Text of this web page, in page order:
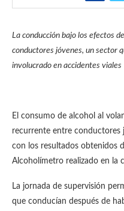
La conducción bajo los efectos
conductores jóvenes, un sector
involucrado en accidentes viales
El consumo de alcohol al
recurrente entre conductores
con los resultados obtenidos
Alcoholímetro realizado en la
La jornada de supervisión
que conducían después de